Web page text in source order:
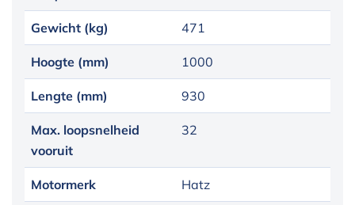
Gewicht (kg) 471
Hoogte (mm) 1000
Lengte (mm) 930
Max. loopsnelheid
vooruit
32
Motormerk Hatz